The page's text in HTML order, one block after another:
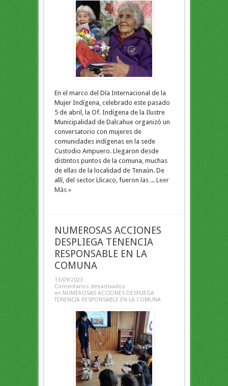
En el marco del Día Internacional de la
Mujer Indígena, celebrado este pasado
5 de abril, la Of. Indígena de la Ilustre
Municipalidad de Dalcahue organizó un
conversatorio con mujeres de
comunidades indígenas en la sede
Custodio Ampuero. Llegaron desde
distintos puntos de la comuna, muchas
de ellas de la localidad de Tenaún. De
allí, del sector Llicaco, fueron las ... Leer
Más »
NUMEROSAS ACCIONES
DESPLIEGA TENENCIA
RESPONSABLE EN LA
COMUNA
13/09/2023
Comentarios desactivados
en NUMEROSAS ACCIONES DESPLIEGA
TENENCIA RESPONSABLE EN LA COMUNA